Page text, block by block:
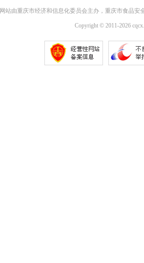
网站由重庆市经济和信息化委员会主办，重庆市食品
Copyright © 2011-2026